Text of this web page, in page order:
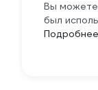
Вы можете
был
Подробнее